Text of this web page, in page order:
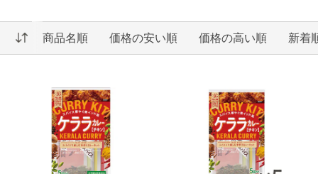
商品名順 価格の安い順 価格の高い順 新着